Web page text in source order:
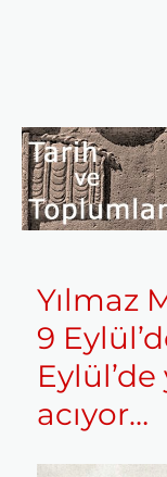
Yılmaz
9
acıyor…